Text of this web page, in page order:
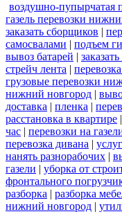
воздушно-пупырчатая
газель перевозки
заказать сборщиков |
самосвалами | подъем
вывоз батарей |
стрейч лента |
грузовые перевозки
нижний новгород |
доставка | пленка |
расстановка в квартире |
час | перевозки на
перевозка дивана |
нанять разнорабочих |
газели | уборка от
фронтального
разборка | разборка
нижний новгород |